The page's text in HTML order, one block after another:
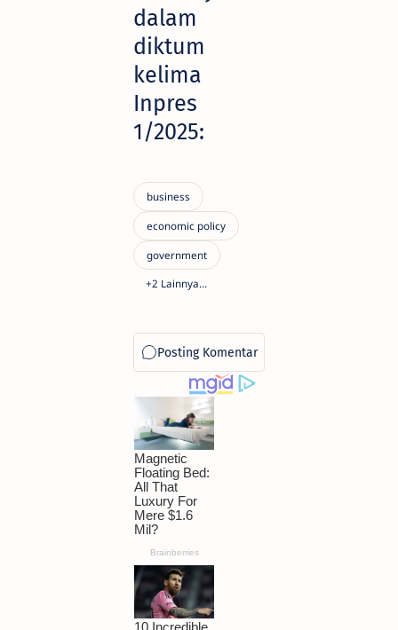
dalam
diktum
kelima
Inpres
1/2025: